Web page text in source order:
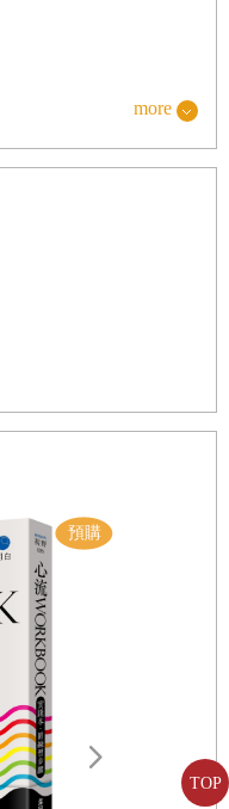
TOP
選手能否成功的關鍵。
面臨到兩好三壞滿壘
出致勝一擊，除了平
質是否夠穩定，在緊
伍，每個人都會有必
上或是在運動場上，只
夢想持續向前、努力
時候，往往會因為周遭
人的眼光及批評，而導
法爬出失敗的泥沼。在
自信，就是一件非常重
的鍛鍊。當選手知道已
，去實現目標，自然能
more